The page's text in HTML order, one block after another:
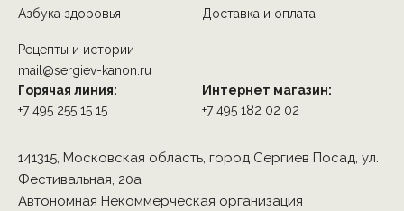
Азбука здоровья
Рецепты и истории
Доставка и оплата
Горячая линия:
+7 495 255 15 15
Интернет магазин:
+7 495 182 02 02
mail@sergiev-kanon.ru
141315, Московская область, город Сергиев Посад, ул.
Фестивальная, 20а
Автономная Некоммерческая организация